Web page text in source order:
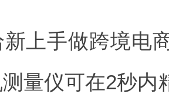
新上手做跨境电
量仪可在2秒